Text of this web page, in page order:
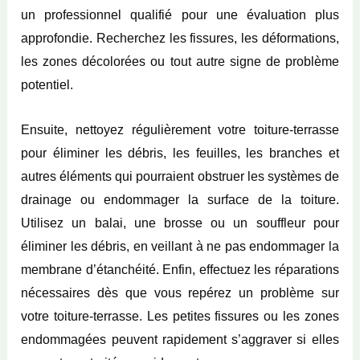
un professionnel qualifié pour une évaluation plus
approfondie. Recherchez les fissures, les déformations,
les zones décolorées ou tout autre signe de problème
potentiel.
Ensuite, nettoyez régulièrement votre toiture-terrasse
pour éliminer les débris, les feuilles, les branches et
autres éléments qui pourraient obstruer les systèmes de
drainage ou endommager la surface de la toiture.
Utilisez un balai, une brosse ou un souffleur pour
éliminer les débris, en veillant à ne pas endommager la
membrane d’étanchéité. Enfin, effectuez les réparations
nécessaires dès que vous repérez un problème sur
votre toiture-terrasse. Les petites fissures ou les zones
endommagées peuvent rapidement s’aggraver si elles